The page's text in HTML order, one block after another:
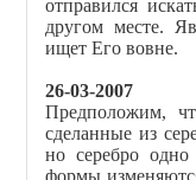
отправился
другом месте.
ищет Его вовне.
26-03-2007
Предположим,
сделанные из
но серебро
формы